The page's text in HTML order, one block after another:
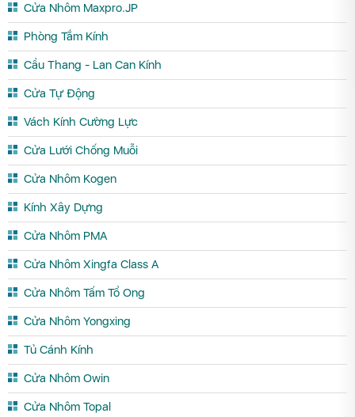
Cửa Nhôm Maxpro.JP
Phòng Tắm Kính
Cầu Thang - Lan Can Kính
Cửa Tự Động
Vách Kính Cường Lực
Cửa Lưới Chống Muỗi
Cửa Nhôm Kogen
Kính Xây Dựng
Cửa Nhôm PMA
Cửa Nhôm Xingfa Class A
Cửa Nhôm Tấm Tổ Ong
Cửa Nhôm Yongxing
Tủ Cánh Kính
Cửa Nhôm Owin
Cửa Nhôm Topal